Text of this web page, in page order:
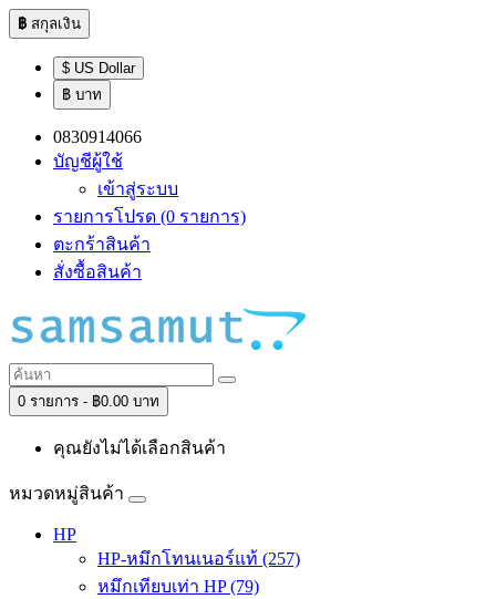
฿ สกุลเงิน
$ US Dollar
฿ บาท
0830914066
บัญชีผู้ใช้
เข้าสู่ระบบ
รายการโปรด (0 รายการ)
ตะกร้าสินค้า
สั่งซื้อสินค้า
0 รายการ - ฿0.00 บาท
คุณยังไม่ได้เลือกสินค้า
หมวดหมู่สินค้า
HP
HP-หมึกโทนเนอร์แท้ (257)
หมึกเทียบเท่า HP (79)